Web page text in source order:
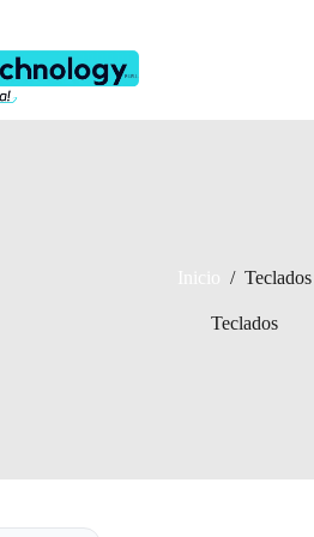
/ Teclados
Teclados